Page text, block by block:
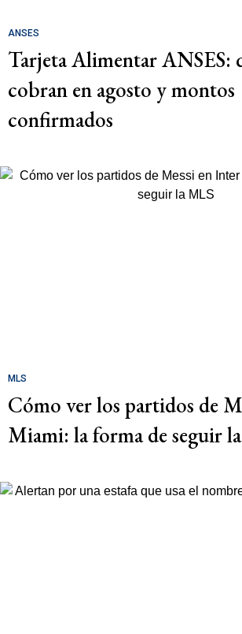
ANSES
Tarjeta Alimentar ANSES:
cobran en agosto y montos
confirmados
MLS
Cómo ver los partidos de
Miami: la forma de seguir